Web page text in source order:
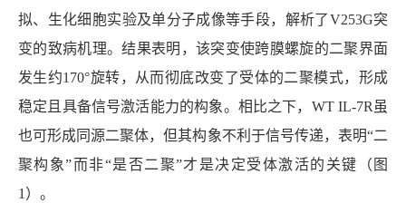
拟、生化细胞实验及单分子成像等手段，解析了V253G突
变的致病机理。结果表明，该突变使跨膜螺旋的二聚界面
发生约170°旋转，从而彻底改变了受体的二聚模式，形成
稳定且具备信号激活能力的构象。相比之下， WT IL-7R 虽
也可形成同源二聚体，但其构象不利于信号传递，表明“二
聚构象”而非“是否二聚”才是决定受体激活的关键（图
1 ）。